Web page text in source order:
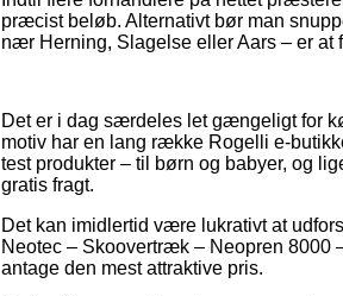
præcist beløb. Alternativt bør man
nær Herning, Slagelse eller Aars – er at
Det er i dag særdeles let gængeligt for
motiv har en lang række Rogelli e-
test produkter – til børn og babyer, og
gratis fragt.
Det kan imidlertid være lukrativt at
Neotec – Skoovertræk – Neopren 8000
antage den mest attraktive pris.